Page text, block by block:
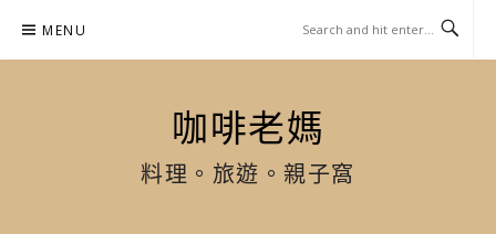
content
MENU
咖啡老媽
料理。旅遊。親子窩